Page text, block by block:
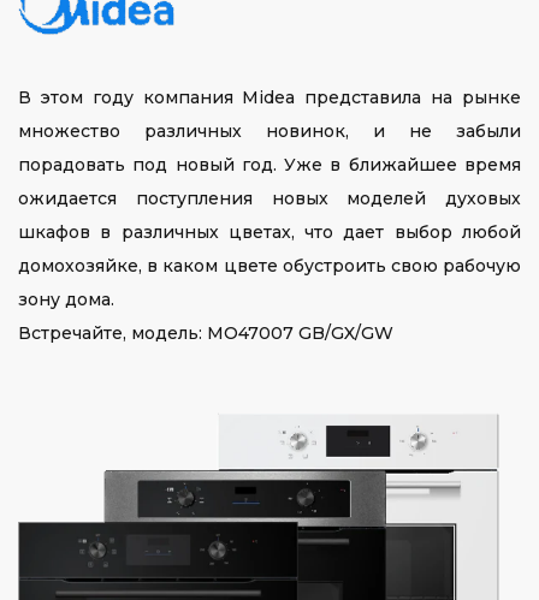
В этом году компания Midea представила на рынке
множество различных новинок, и не забыли
порадовать под новый год. Уже в ближайшее время
ожидается поступления новых моделей духовых
шкафов в различных цветах, что дает выбор любой
домохозяйке, в каком цвете обустроить свою рабочую
зону дома.
Встречайте, модель: MO47007 GB/GX/GW